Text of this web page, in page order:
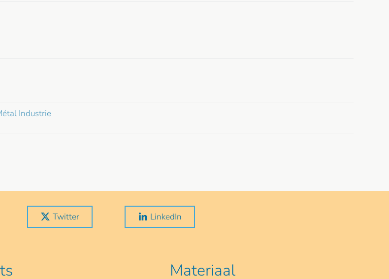
Industrie
Twitter LinkedIn
Materiaal